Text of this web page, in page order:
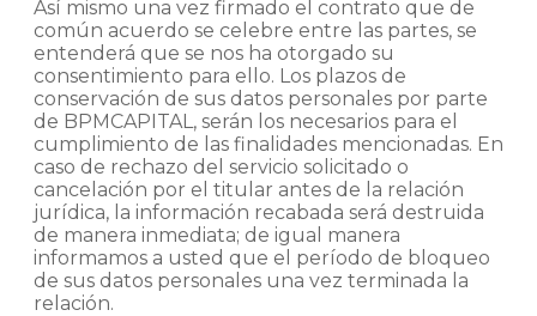
Así mismo una vez firmado el contrato que de
común acuerdo se celebre entre las partes, se
entenderá que se nos ha otorgado su
consentimiento para ello. Los plazos de
conservación de sus datos personales por parte
de BPMCAPITAL, serán los necesarios para el
cumplimiento de las finalidades mencionadas. En
caso de rechazo del servicio solicitado o
cancelación por el titular antes de la relación
jurídica, la información recabada será destruida
de manera inmediata; de igual manera
informamos a usted que el período de bloqueo
de sus datos personales una vez terminada la
relación.